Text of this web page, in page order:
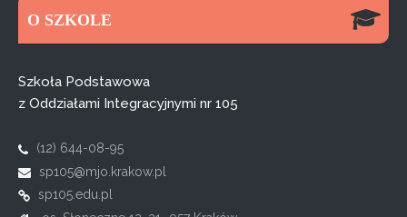
O SZKOLE
Szkoła Podstawowa
z Oddziałami Integracyjnymi nr 105
(12) 644-08-95
sp105@mjo.krakow.pl
sp105.edu.pl